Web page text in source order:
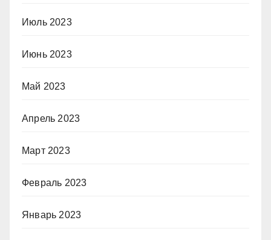
Июль 2023
Июнь 2023
Май 2023
Апрель 2023
Март 2023
Февраль 2023
Январь 2023